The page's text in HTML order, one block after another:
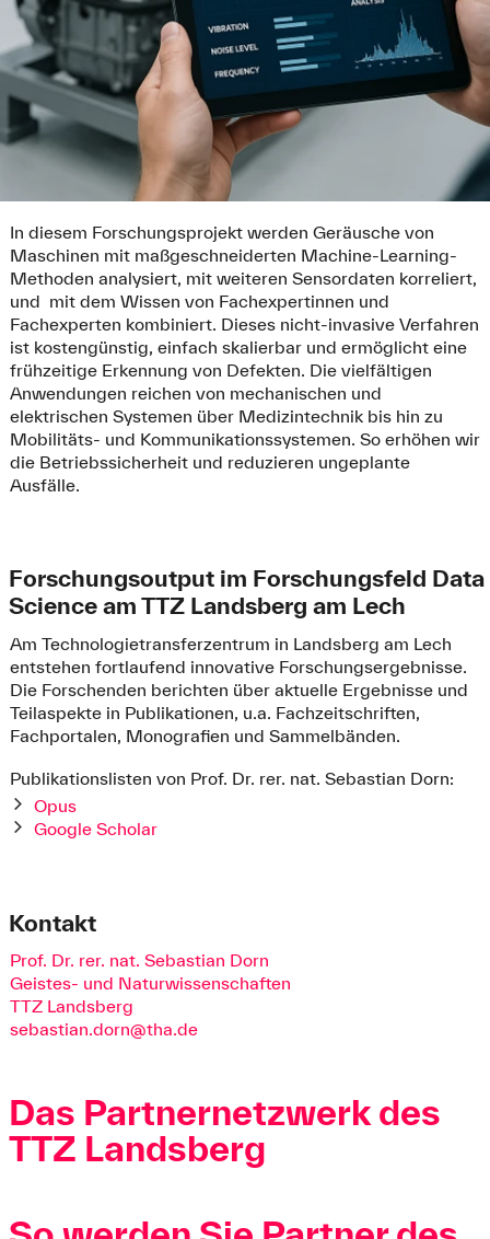
In diesem Forschungsprojekt werden Geräusche von
Maschinen mit maßgeschneiderten Machine-Learning-
Methoden analysiert, mit weiteren Sensordaten korreliert,
und mit dem Wissen von Fachexpertinnen und
Fachexperten kombiniert. Dieses nicht-invasive Verfahren
ist kostengünstig, einfach skalierbar und ermöglicht eine
frühzeitige Erkennung von Defekten. Die vielfältigen
Anwendungen reichen von mechanischen und
elektrischen Systemen über Medizintechnik bis hin zu
Mobilitäts- und Kommunikationssystemen. So erhöhen wir
die Betriebssicherheit und reduzieren ungeplante
Ausfälle.
Forschungsoutput im Forschungsfeld Data
Science am TTZ Landsberg am Lech
Am Technologietransferzentrum in Landsberg am Lech
entstehen fortlaufend innovative Forschungsergebnisse.
Die Forschenden berichten über aktuelle Ergebnisse und
Teilaspekte in Publikationen, u.a. Fachzeitschriften,
Fachportalen, Monografien und Sammelbänden.
Publikationslisten von Prof. Dr. rer. nat. Sebastian Dorn:
Opus
Google Scholar
Kontakt
Prof. Dr. rer. nat. Sebastian Dorn
Geistes- und Naturwissenschaften
TTZ Landsberg
sebastian.dorn@tha.de
Das Partnernetzwerk des
TTZ Landsberg